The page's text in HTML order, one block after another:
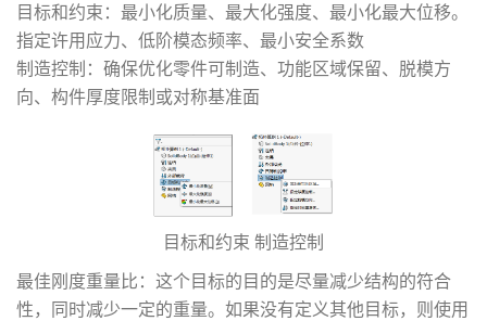
目标和约束：最小化质量、最大化强度、最小化最大位移。
指定许用应力、低阶模态频率、最小安全系数
制造控制：确保优化零件可制造、功能区域保留、脱模方
向、构件厚度限制或对称基准面
目标和约束 制造控制
最佳刚度重量比：这个目标的目的是尽量减少结构的符合
性，同时减少一定的重量。如果没有定义其他目标，则使用